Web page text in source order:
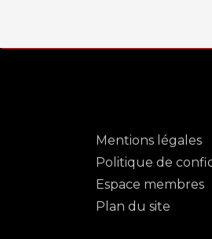
Mentions légales
Politique de
Espace membres
Plan du site